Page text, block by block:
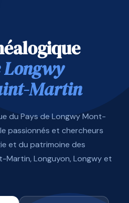
Longwy
Martin
du Pays de Longwy Mont-
passionnés et chercheurs
et du patrimoine des
Martin, Longuyon, Longwy et